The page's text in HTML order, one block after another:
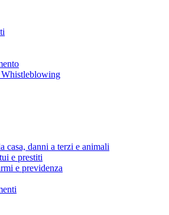
casa, danni a terzi e animali
e prestiti
e previdenza